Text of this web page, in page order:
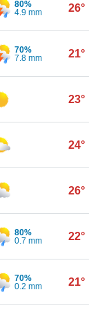
80%
4.9 mm
26°
70%
7.8 mm
21°
23°
24°
26°
80%
0.7 mm
22°
70%
0.2 mm
21°